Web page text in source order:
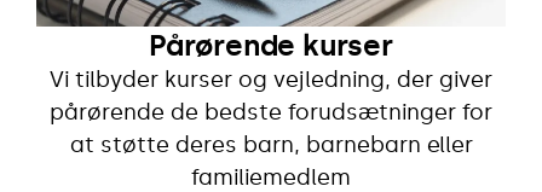
Pårørende kurser
Vi tilbyder kurser og vejledning, der giver
pårørende de bedste forudsætninger for
at støtte deres barn, barnebarn eller
familiemedlem